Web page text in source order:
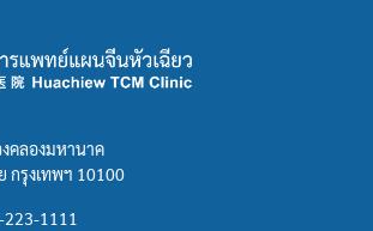
คลองมหานาค
กรุงเทพฯ 10100
223-1111